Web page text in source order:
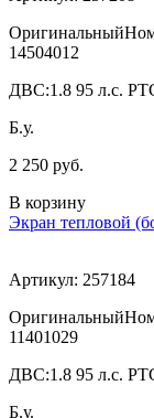
14504012
ДВС:1.8 95 л.с.
Б.у.
2 250 руб.
В корзину
Экран тепловой
Артикул: 257184
11401029
ДВС:1.8 95 л.с.
Б.у.